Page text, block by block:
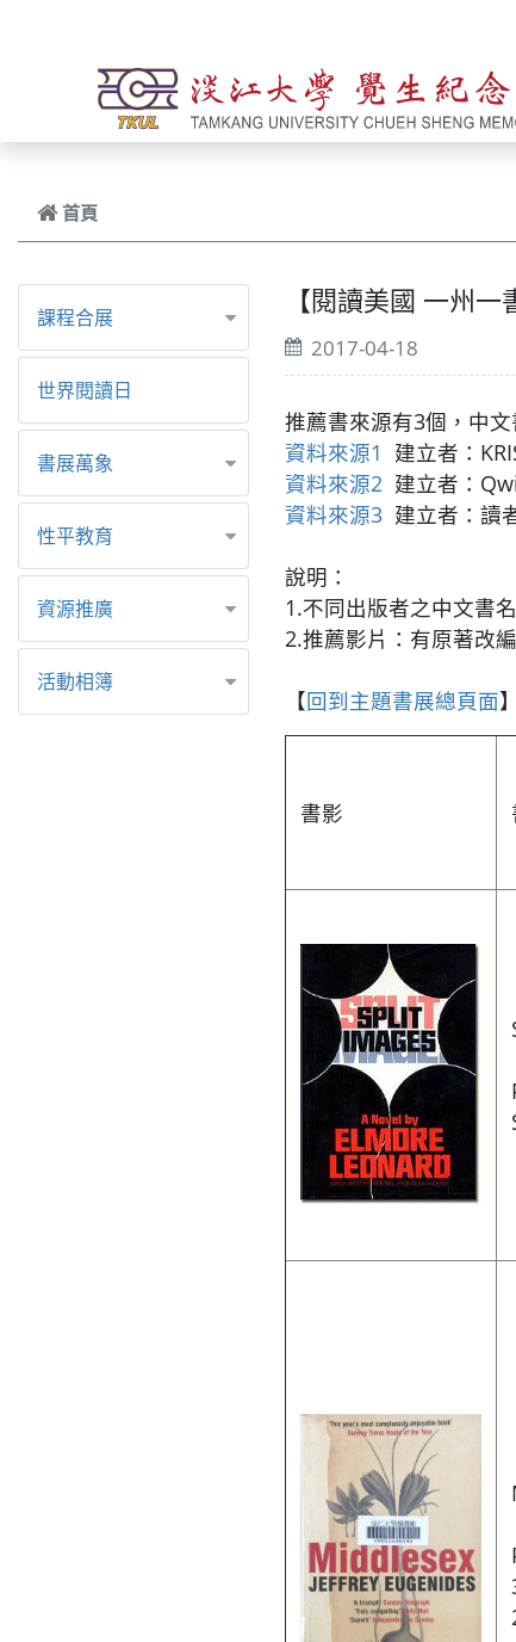
首頁
課程合展
世界閱讀日
書展萬象
性平教育
資源推廣
活動相簿
【閱讀美國 一州
2017-04-18
推薦書來源有3個，中
資料來源1 建立者
資料來源2 建立者
資料來源3 建立者
說明：
1.不同出版者之中文書
2.推薦影片：有原著改
【回到主題書展總頁面】
書影